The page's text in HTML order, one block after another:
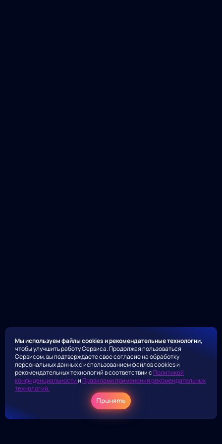
Мы используем файлы cookies и рекомендательные технологии,
чтобы улучшить работу Сервиса. Продолжая пользоваться
Сервисом, вы подтверждаете свое согласие на обработку
персональных данных с использованием файлов cookies и
рекомендательных технологий в соответствии с Политикой
конфиденциальностии Правилами применения рекомендательных
технологий.
Принять